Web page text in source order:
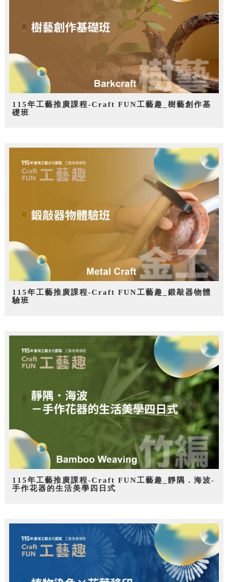
115年工藝推廣課程-Craft FUN工藝趣_樹藝創作基
礎班
115年工藝推廣課程-Craft FUN工藝趣_鍛敲器物體
驗班
115年工藝推廣課程-Craft FUN工藝趣_靜隅．海波-
手作花器的生活美學四日式